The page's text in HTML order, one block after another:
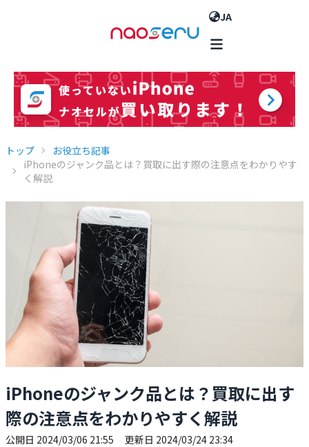
JA
トップ
お役立ち記事
iPhoneのジャンク品とは？買取に出す際の注意点をわかりやす
く解説
iPhoneのジャンク品とは？買取に出す
際の注意点をわかりやすく解説
公開日 2024/03/06 21:55 更新日 2024/03/24 23:34